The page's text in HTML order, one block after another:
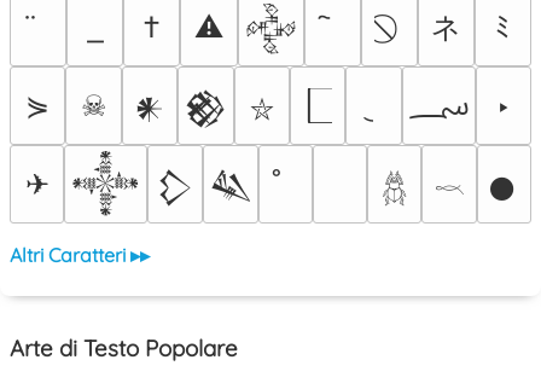
†
⚠ 𒅒 ネ ﾐ
⋟ ☠ 𒀭 𒆙 ⛥ ؄ ‣
✈ 𒀱 𒁷 𒈑 𓆣 𓎖 𒊹
Altri Caratteri ▸▸
Arte di Testo Popolare